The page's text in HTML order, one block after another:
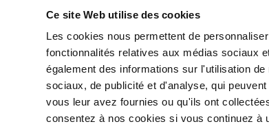
Ce site Web utilise des cookies
Les cookies nous permettent de
fonctionnalités relatives aux médias sociaux
également des informations sur l'utilisation
sociaux, de publicité et d'analyse, qui
vous leur avez fournies ou qu'ils ont
consentez à nos cookies si vous continuez à
employee, as introduced by the EU Regulations no. 883/04
EU Regulations, the maximum duration of a detachment is
and the E102 is now substituted with the A1 form –